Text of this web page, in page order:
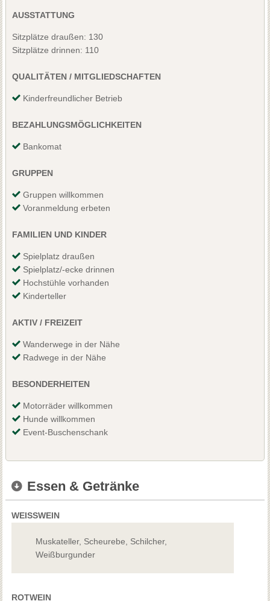
AUSSTATTUNG
Sitzplätze draußen: 130
Sitzplätze drinnen: 110
QUALITÄTEN / MITGLIEDSCHAFTEN
Kinderfreundlicher Betrieb
BEZAHLUNGSMÖGLICHKEITEN
Bankomat
GRUPPEN
Gruppen willkommen
Voranmeldung erbeten
FAMILIEN UND KINDER
Spielplatz draußen
Spielplatz/-ecke drinnen
Hochstühle vorhanden
Kinderteller
AKTIV / FREIZEIT
Wanderwege in der Nähe
Radwege in der Nähe
BESONDERHEITEN
Motorräder willkommen
Hunde willkommen
Event-Buschenschank
Essen & Getränke
WEISSWEIN
Muskateller, Scheurebe, Schilcher,
Weißburgunder
ROTWEIN